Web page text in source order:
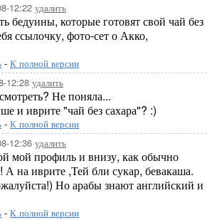
12:22 удалить
бедуины, которые готовят свой чай без
ссылочку, фото-сет о Акко,
- К полной версии
12:28 удалить
Не поняла...
и иврите "чай без сахара"? :)
- К полной версии
12:36 удалить
мой профиль и внизу, как обычно
на иврите ,Тей бли сукар, бевакаша.
Но арабы знают английский и
- К полной версии